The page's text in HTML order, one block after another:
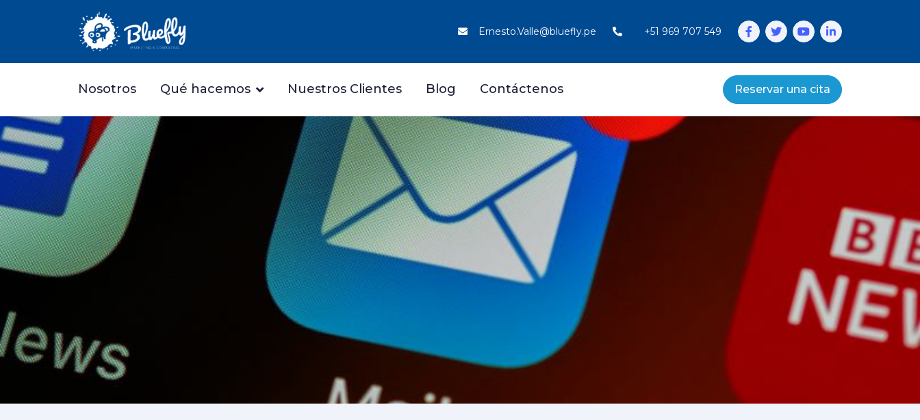
Ernesto.Valle@bluefly.pe +51 969 707 549
Nosotros Qué hacemos Nuestros Clientes Blog Contáctenos Reservar una cita